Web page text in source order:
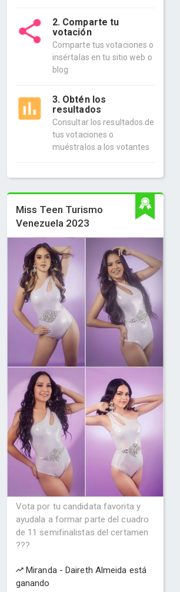
2. Comparte tu
votación
Comparte tus votaciones o
insértalas en tu sitio web o
blog
3. Obtén los
resultados
Consultar los resultados de
tus votaciones o
muéstralos a los votantes
Miss Teen Turismo
Venezuela 2023
Vota por tu candidata favorita y
ayudala a formar parte del cuadro
de 11 semifinalistas del certamen
???
Miranda - Daireth Almeida está
ganando